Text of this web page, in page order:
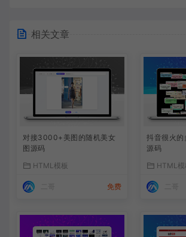
相关文章
对接3000+美图的随机美女
图源码
HTML模板
免费
抖音很火
源码
HTML模